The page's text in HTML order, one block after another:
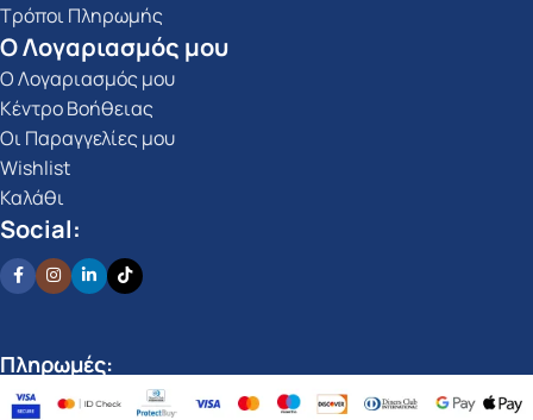
Τρόποι Πληρωμής
Ο Λογαριασμός μου
Ο Λογαριασμός μου
Κέντρο Βοήθειας
Οι Παραγγελίες μου
Wishlist
Καλάθι
Social:
Πληρωμές: